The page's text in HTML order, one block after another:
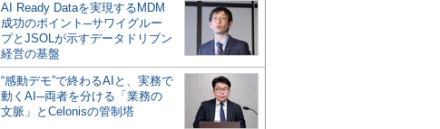
AI Ready Dataを実現するMDM
成功のポイント─サワイグルー
プとJSOLが示すデータドリブン
経営の基盤
“感動デモ”で終わるAIと、実務で
動くAI─両者を分ける「業務の
文脈」とCelonisの管制塔